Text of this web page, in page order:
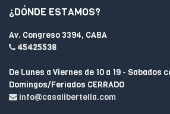
¿DÓNDE ESTAMOS?
Av. Congreso 3394, CABA
45425538
De Lunes a Viernes de 10 a 19 - Sabados
Domingos/Feriados CERRADO
info@casalibertella.com